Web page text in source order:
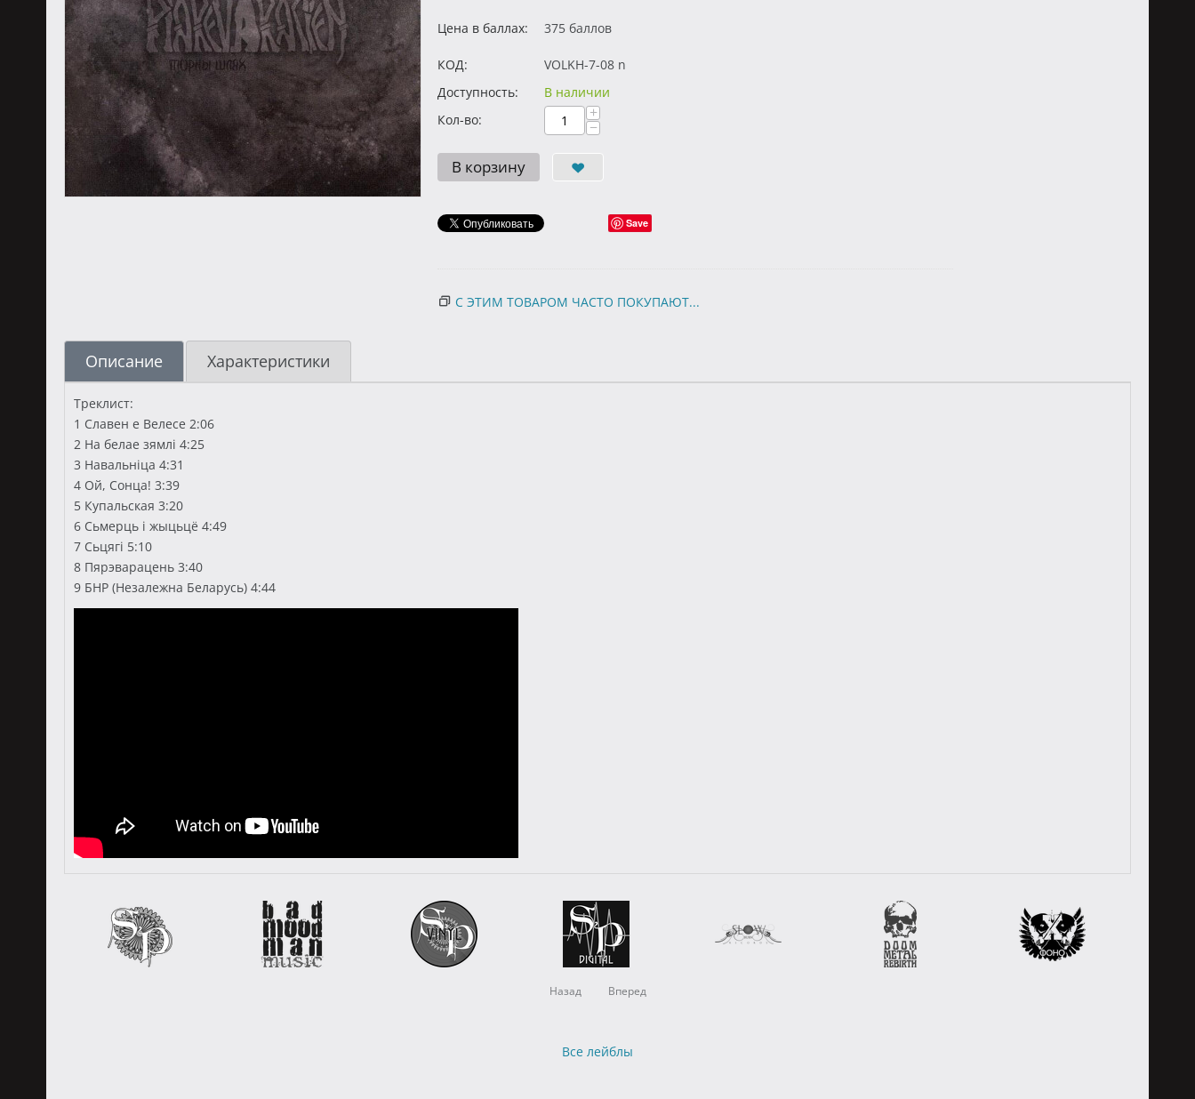
Цена в баллах: 375 баллов
КОД:
VOLKH-7-08 n
Доступность:
В наличии
Кол-во:
+
−
В корзину
Save
С ЭТИМ ТОВАРОМ ЧАСТО ПОКУПАЮТ...
Описание Характеристики
Треклист:
1 Славен е Велесе 2:06
2 На белае зямлі 4:25
3 Навальніца 4:31
4 Ой, Сонца! 3:39
5 Купальская 3:20
6 Сьмерць і жыцьцё 4:49
7 Сьцягі 5:10
8 Пярэварацень 3:40
9 БНР (Незалежна Беларусь) 4:44
Назад Вперед
Все лейблы